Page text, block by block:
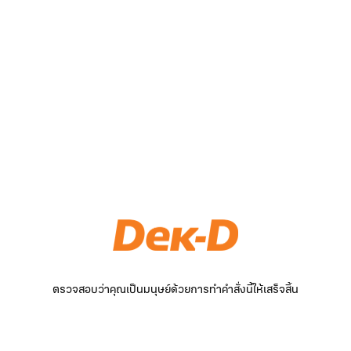
ตรวจสอบว่าคุณเป็นมนุษย์ด้วยการทำคำสั่งนี้ให้เสร็จสิ้น